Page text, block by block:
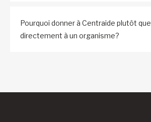
Pourquoi donner à Centraide plutôt que
directement à un organisme?